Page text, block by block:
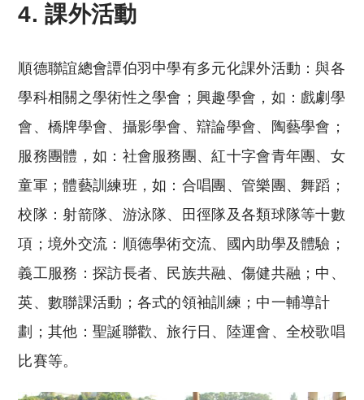
4. 課外活動
順德聯誼總會譚伯羽中學有多元化課外活動：與各
學科相關之學術性之學會；興趣學會，如：戲劇學
會、橋牌學會、攝影學會、辯論學會、陶藝學會；
服務團體，如：社會服務團、紅十字會青年團、女
童軍；體藝訓練班，如：合唱團、管樂團、舞蹈；
校隊：射箭隊、游泳隊、田徑隊及各類球隊等十數
項；境外交流：順德學術交流、國內助學及體驗；
義工服務：探訪長者、民族共融、傷健共融；中、
英、數聯課活動；各式的領袖訓練；中一輔導計
劃；其他：聖誕聯歡、旅行日、陸運會、全校歌唱
比賽等。